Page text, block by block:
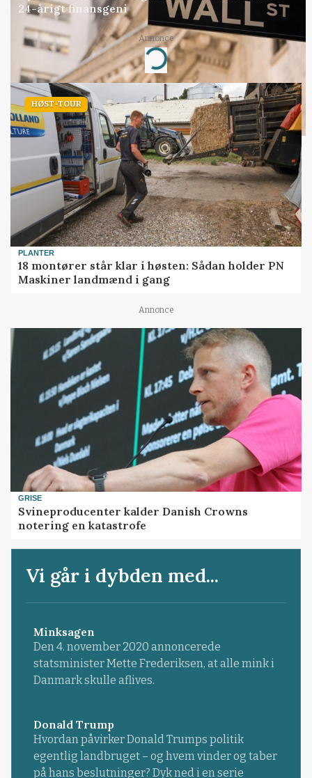
24-årigt finansgeni
Annonce
Loading...
HØST-TOUR
PLANTER
18 montører står klar i høsten: Sådan holder PN
Maskiner landmænd i gang
Annonce
GRISE
Svineproducenter kalder Danish Crowns
notering en katastrofe
Vi går i dybden med...
Minksagen
Den 4. november 2020 annoncerede
statsminister Mette Frederiksen, at alle mink i
Danmark skulle aflives.
Donald Trump
Hvordan påvirker Donald Trumps politik
egentlig landbruget – og hvem vinder og taber
på hans beslutninger? Dyk ned i en serie